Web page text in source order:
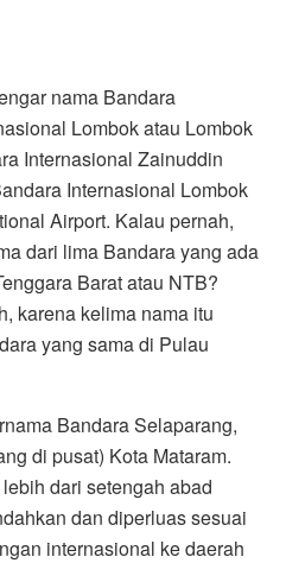
nama Bandara
Lombok atau Lombok
Internasional Zainuddin
Internasional Lombok
Airport. Kalau pernah,
dari lima Bandara yang ada
Barat atau NTB?
karena kelima nama itu
yang sama di Pulau
Bandara Selaparang,
di pusat) Kota Mataram.
dari setengah abad
dan diperluas sesuai
internasional ke daerah